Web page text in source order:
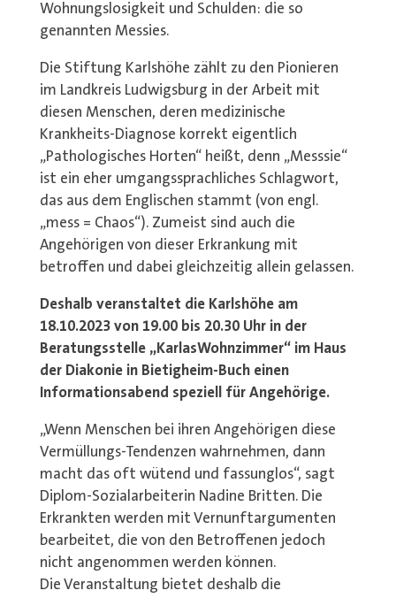
Wohnungslosigkeit und Schulden: die so
genannten Messies.
Die Stiftung Karlshöhe zählt zu den Pionieren
im Landkreis Ludwigsburg in der Arbeit mit
diesen Menschen, deren medizinische
Krankheits-Diagnose korrekt eigentlich
„Pathologisches Horten“ heißt, denn „Messsie“
ist ein eher umgangssprachliches Schlagwort,
das aus dem Englischen stammt (von engl.
„mess = Chaos“). Zumeist sind auch die
Angehörigen von dieser Erkrankung mit
betroffen und dabei gleichzeitig allein gelassen.
Deshalb veranstaltet die Karlshöhe am
18.10.2023 von 19.00 bis 20.30 Uhr in der
Beratungsstelle „KarlasWohnzimmer“ im Haus
der Diakonie in Bietigheim-Buch einen
Informationsabend speziell für Angehörige.
„Wenn Menschen bei ihren Angehörigen diese
Vermüllungs-Tendenzen wahrnehmen, dann
macht das oft wütend und fassunglos“, sagt
Diplom-Sozialarbeiterin Nadine Britten. Die
Erkrankten werden mit Vernunftargumenten
bearbeitet, die von den Betroffenen jedoch
nicht angenommen werden können.
Die Veranstaltung bietet deshalb die